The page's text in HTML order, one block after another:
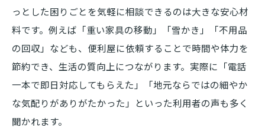
っとした困りごとを気軽に相談できるのは大きな安心材
料です。例えば「重い家具の移動」「雪かき」「不用品
の回収」なども、便利屋に依頼することで時間や体力を
節約でき、生活の質向上につながります。実際に「電話
一本で即日対応してもらえた」「地元ならではの細やか
な気配りがありがたかった」といった利用者の声も多く
聞かれます。